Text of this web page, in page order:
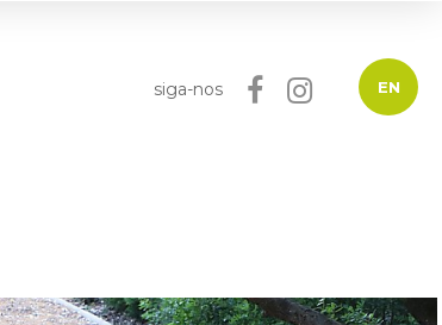
siga-nos EN